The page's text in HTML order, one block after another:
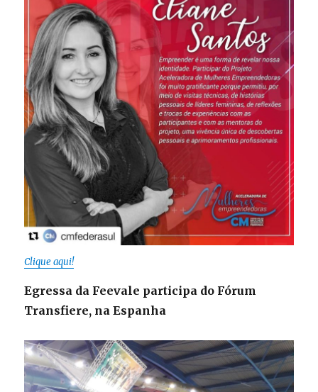
Clique aqui!
Egressa da Feevale participa do Fórum
Transfiere, na Espanha